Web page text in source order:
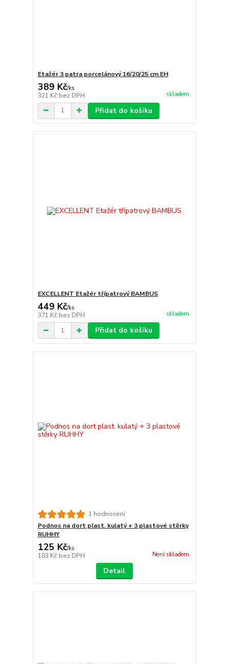
Etažér 3 patra porcelánový 16/20/25 cm EH
389 Kč/ks
321 Kč bez DPH skladem
Přidat do košíku
EXCELLENT Etažér třípatrový BAMBUS
449 Kč/ks
371 Kč bez DPH skladem
Přidat do košíku
1 hodnocení
Podnos na dort plast. kulatý + 3 plastové stěrky
RUHHY
125 Kč/ks
103 Kč bez DPH Není skladem
Detail